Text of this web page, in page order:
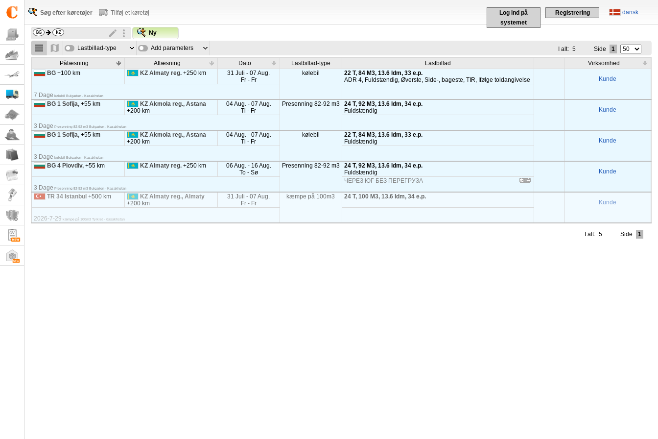
dansk
Log ind på
systemet
Registrering
Søg efter køretøjer Tilføj et køretøj
Ny
Lastbillad-type Add parameters I alt: 5 Side 1
Pålæsning Aflæsning Dato Lastbillad-type Lastbillad
Virksomhed
BG +100 km KZ Almaty reg. +250 km
31 Juli - 07 Aug.
Fr - Fr
kølebil
22 T, 84 M3, 13.6 ldm, 33 e.p.
ADR 4, Fuldstændig, Øverste, Side-, bageste, TIR, Ifølge toldangivelse
Kunde
7 Dage kølebil Bulgarien - Kasakhstan
BG 1 Sofija, +55 km
KZ Akmola reg., Astana
+200 km
04 Aug. - 07 Aug.
Ti - Fr
Presenning 82-92 m3
24 T, 92 M3, 13.6 ldm, 34 e.p.
Fuldstændig
Kunde
3 Dage Presenning 82-92 m3 Bulgarien - Kasakhstan
BG 1 Sofija, +55 km
KZ Akmola reg., Astana
+200 km
04 Aug. - 07 Aug.
Ti - Fr
kølebil
22 T, 84 M3, 13.6 ldm, 33 e.p.
Fuldstændig
Kunde
3 Dage kølebil Bulgarien - Kasakhstan
BG 4 Plovdiv, +55 km KZ Almaty reg. +250 km
06 Aug. - 16 Aug.
To - Sø
Presenning 82-92 m3
24 T, 92 M3, 13.6 ldm, 34 e.p.
Fuldstændig
Kunde
3 Dage Presenning 82-92 m3 Bulgarien - Kasakhstan
ЧЕРЕЗ ЮГ БЕЗ ПЕРЕГРУЗА
TR 34 Istanbul +500 km
KZ Almaty reg., Almaty
+200 km
31 Juli - 07 Aug.
Fr - Fr
kæmpe på 100m3
24 T, 100 M3, 13.6 ldm, 34 e.p.
Kunde
2026-7-29 kæmpe på 100m3 Tyrkiet - Kasakhstan
I alt: 5 Side 1